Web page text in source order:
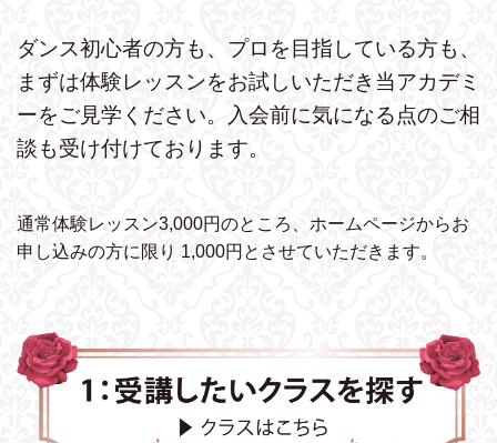
ダンス初心者の方も、プロを目指している方も、
まずは体験レッスンをお試しいただき 当アカデミ
ーをご見学ください。
入会前に気になる点のご相
談も受け付けております。
通常体験レッスン3,000円のところ、ホームページからお
申し込みの方に限り 1,000円とさせていただきます。